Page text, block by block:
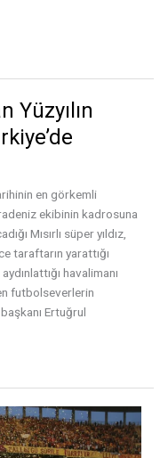
Yüzyılın
en görkemli
ekibinin kadrosuna
Mısırlı süper yıldız,
taraftarın yarattığı
havalimanı
futbolseverlerin
Ertuğrul